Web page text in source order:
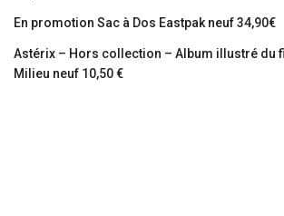
En promotion Sac à Dos Eastpak neuf 34,90€
Astérix – Hors collection – Album illustré du
Milieu neuf 10,50 €